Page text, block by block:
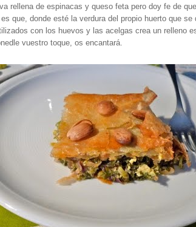
rellena de espinacas y queso feta pero doy fe de
que, donde esté la verdura del propio huerto que se
con los huevos y las acelgas crea un relleno
vuestro toque, os encantará.